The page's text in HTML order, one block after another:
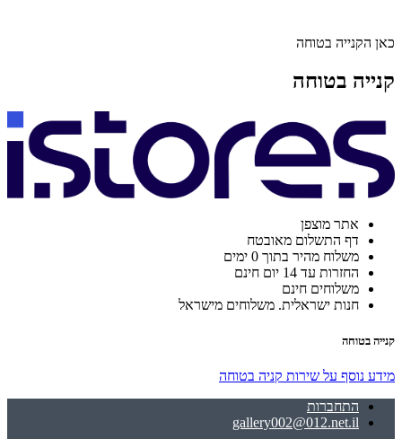
כאן הקנייה בטוחה
קנייה בטוחה
אתר מוצפן
דף התשלום מאובטח
משלוח מהיר בתוך 0 ימים
החזרות עד 14 יום חינם
משלוחים חינם
חנות ישראלית. משלוחים מישראל
קנייה בטוחה
מידע נוסף על שירות קניה בטוחה
התחברות
gallery002@012.net.il